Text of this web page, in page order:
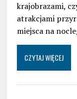
krajobrazami,
atrakcjami
miejsca na
CZYTAJ WIĘCEJ